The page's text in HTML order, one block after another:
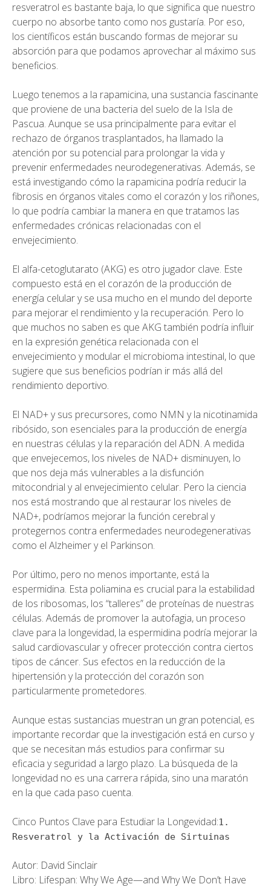
resveratrol es bastante baja, lo que significa que nuestro
cuerpo no absorbe tanto como nos gustaría. Por eso,
los científicos están buscando formas de mejorar su
absorción para que podamos aprovechar al máximo sus
beneficios.
Luego tenemos a la rapamicina, una sustancia fascinante
que proviene de una bacteria del suelo de la Isla de
Pascua. Aunque se usa principalmente para evitar el
rechazo de órganos trasplantados, ha llamado la
atención por su potencial para prolongar la vida y
prevenir enfermedades neurodegenerativas. Además, se
está investigando cómo la rapamicina podría reducir la
fibrosis en órganos vitales como el corazón y los riñones,
lo que podría cambiar la manera en que tratamos las
enfermedades crónicas relacionadas con el
envejecimiento.
El alfa-cetoglutarato (AKG) es otro jugador clave. Este
compuesto está en el corazón de la producción de
energía celular y se usa mucho en el mundo del deporte
para mejorar el rendimiento y la recuperación. Pero lo
que muchos no saben es que AKG también podría influir
en la expresión genética relacionada con el
envejecimiento y modular el microbioma intestinal, lo que
sugiere que sus beneficios podrían ir más allá del
rendimiento deportivo.
El NAD+ y sus precursores, como NMN y la nicotinamida
ribósido, son esenciales para la producción de energía
en nuestras células y la reparación del ADN. A medida
que envejecemos, los niveles de NAD+ disminuyen, lo
que nos deja más vulnerables a la disfunción
mitocondrial y al envejecimiento celular. Pero la ciencia
nos está mostrando que al restaurar los niveles de
NAD+, podríamos mejorar la función cerebral y
protegernos contra enfermedades neurodegenerativas
como el Alzheimer y el Parkinson.
Por último, pero no menos importante, está la
espermidina. Esta poliamina es crucial para la estabilidad
de los ribosomas, los “talleres” de proteínas de nuestras
células. Además de promover la autofagia, un proceso
clave para la longevidad, la espermidina podría mejorar la
salud cardiovascular y ofrecer protección contra ciertos
tipos de cáncer. Sus efectos en la reducción de la
hipertensión y la protección del corazón son
particularmente prometedores.
Aunque estas sustancias muestran un gran potencial, es
importante recordar que la investigación está en curso y
que se necesitan más estudios para confirmar su
eficacia y seguridad a largo plazo. La búsqueda de la
longevidad no es una carrera rápida, sino una maratón
en la que cada paso cuenta.
Cinco Puntos Clave para Estudiar la Longevidad:1.
Resveratrol y la Activación de Sirtuinas
Autor: David Sinclair
Libro: Lifespan: Why We Age—and Why We Don’t Have